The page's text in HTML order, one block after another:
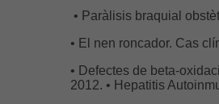
• Paràlisis braquial
• El nen roncador. Cas
• Defectes de beta-
2012. • Hepatitis